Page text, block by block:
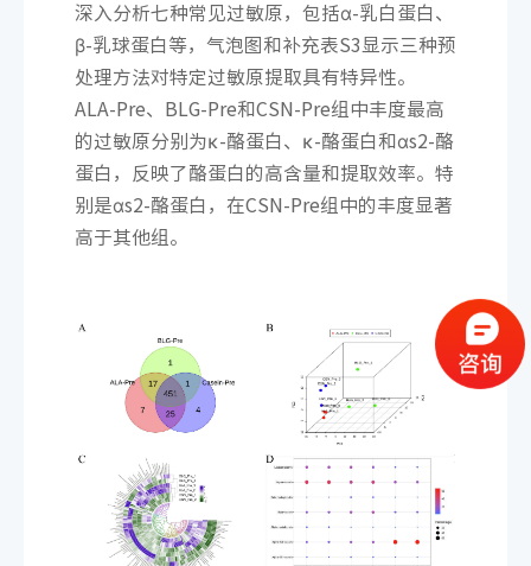
深入分析七种常见过敏原，包括α-乳白蛋白、
β-乳球蛋白等，气泡图和补充表S3显示三种预
处理方法对特定过敏原提取具有特异性。
ALA-Pre、BLG-Pre和CSN-Pre组中丰度最高
的过敏原分别为κ-酪蛋白、κ-酪蛋白和αs2-酪
蛋白，反映了酪蛋白的高含量和提取效率。特
别是αs2-酪蛋白，在CSN-Pre组中的丰度显著
高于其他组。